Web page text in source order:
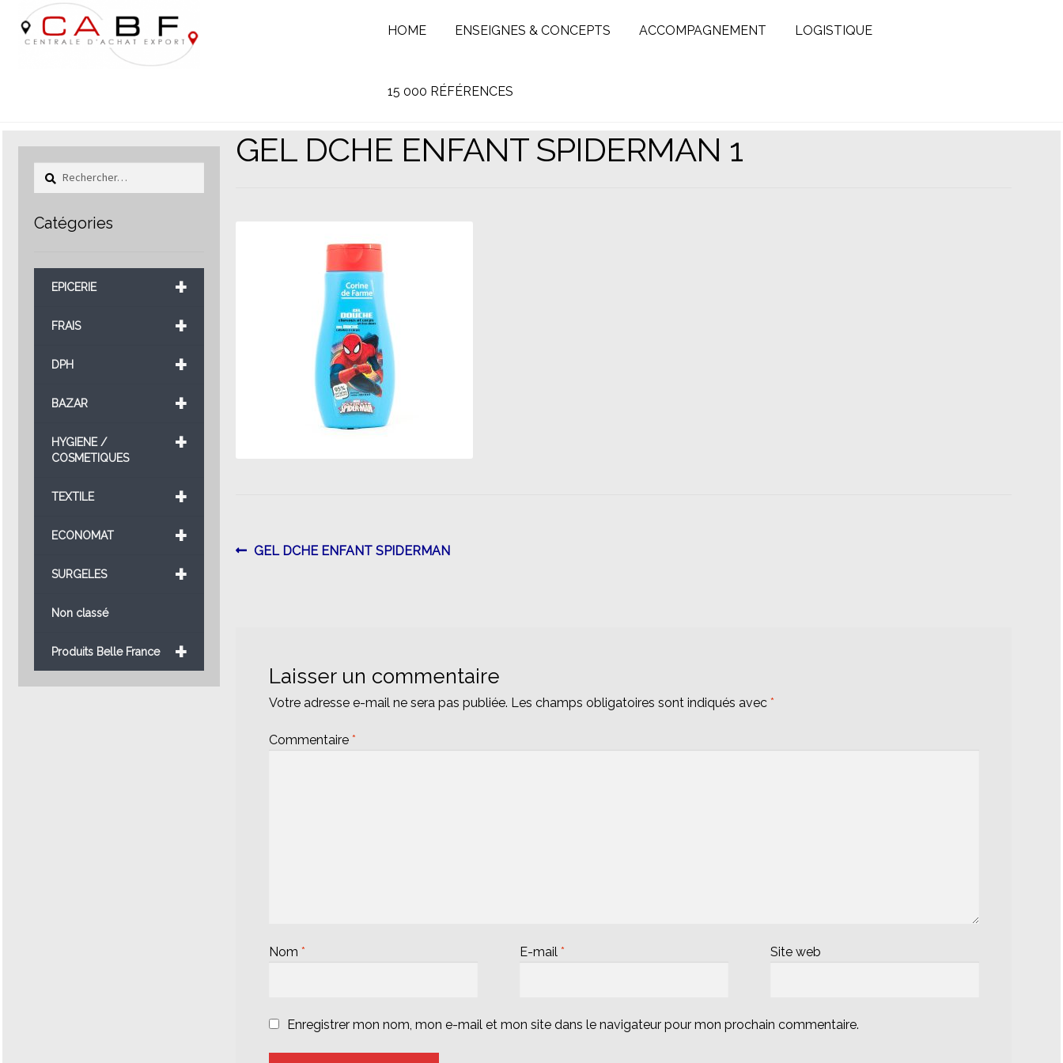
Aller
à
la
Aller
au
contenu
HOME ENSEIGNES & CONCEPTS ACCOMPAGNEMENT LOGISTIQUE
15 000 RÉFÉRENCES
GEL DCHE ENFANT SPIDERMAN 1
Navigation
Article
GEL DCHE ENFANT SPIDERMAN
Laisser un commentaire
Votre adresse e-mail ne sera pas publiée. Les champs obligatoires sont indiqués avec *
Commentaire *
Nom * E-mail * Site web
Enregistrer mon nom, mon e-mail et mon site dans le navigateur pour mon prochain commentaire.
Rechercher :
Catégories
+
EPICERIE
+
FRAIS
+
DPH
+
BAZAR
+
HYGIENE /
COSMETIQUES
+
TEXTILE
+
ECONOMAT
+
SURGELES
Non classé
+
Produits Belle France